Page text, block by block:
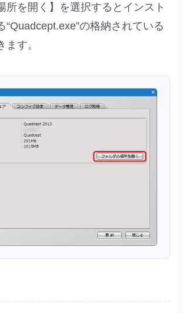
所を開く】を選択するとインスト
“Quadcept.exe”の格納されている
ます。